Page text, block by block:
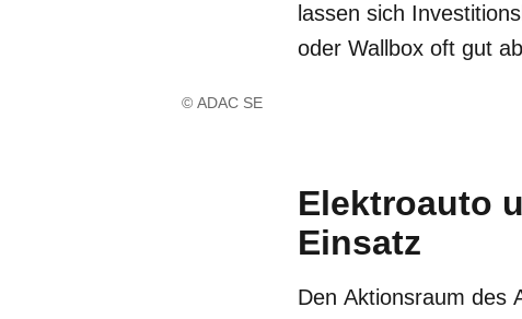
lassen sich
oder Wallbox oft gut
© ADAC SE
Elektroauto
Einsatz
Den Aktionsraum des